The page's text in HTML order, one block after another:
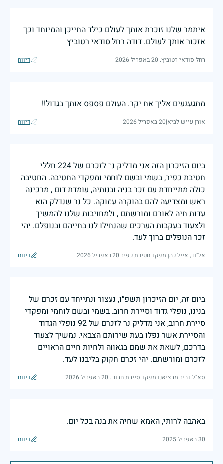
איתמר שלנו זוכרת אותך לעולם כילד החייכן והמיוחד וכך
אזכור אותך לעולם. דודה רחל סודאי רטוביץ
רחל סודאי רטוביץ.|20 באפריל 2026 דיווח
מתגעגעים אליך אח יקר. העולם פספס אותך בגדול!!
אורן עייש לביא|20 באפריל 2026 דיווח
ביום הזיכרון הזה אני מדליק נר לזכרם של 224 חללי
חטיבת כפיר, בשמי ובשם לוחמי ומפקדי החטיבה. החטיבה
כולה מתייחדת עם זכר בניה ובנותיה, עומדת דום , מרכינה
ראש ומצדיעה להם בהוקרה עמוקה. כל נר שנדלק הוא
עדות חיה לאורם ומורשתם , ולמחויבות שלנו להמשיך
ולצעוד בעקבות הערכים שהנחילו לנו בחייהם ובנופלם. יהי
זכר הנופלים ברוך לעד.
אל"ם , אייל כהן מפקד חטיבת כפיר|20 באפריל 2026 דיווח
ביום זה, יום הזיכרון תשפ״ו, נעצור ונתייחד עם זכרם של
בנינו, נופלי גדוד וסיירת חרוב. בשמי ובשם לוחמי ומפקדי
סיירת חרוב, אני מדליק נר לזכרם של 92 נופלי הגדוד
והסיירת אשר נפלו בעת שירותם הצבאי. נמשיך לצעוד
בדרכם, לשאת את שמם בגאווה ולחיות חיים הראויים
לזכרם ומורשתם. יהי זכרם חקוק בליבנו לעד.
סא"ל דביר מרציאנו מפקד סיירת חרוב .|20 באפריל 2026 דיווח
באהבה לרותי, האמא שחיה את בנה בכל יום.
30 באפריל 2025 דיווח